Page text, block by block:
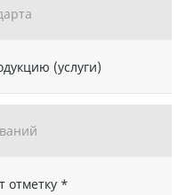
(услуги)
отметку *